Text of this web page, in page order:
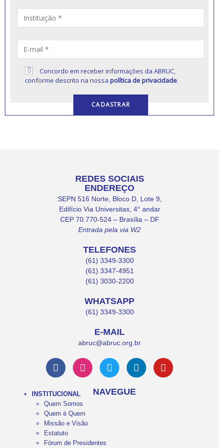
Concordo em receber informações da ABRUC,
conforme descrito na nossapolítica de privacidade.
REDES SOCIAIS
ENDEREÇO
SEPN 516 Norte, Bloco D, Lote 9,
Edifício Via Universitas, 4° andar
CEP 70.770-524 – Brasília – DF
Entrada pela via W2
TELEFONES
(61) 3349-3300
(61) 3347-4951
(61) 3030-2200
WHATSAPP
(61) 3349-3300
E-MAIL
abruc@abruc.org.br
NAVEGUE
INSTITUCIONAL
Quem Somos
Quem é Quem
Missão e Visão
Estatuto
Fórum de Presidentes